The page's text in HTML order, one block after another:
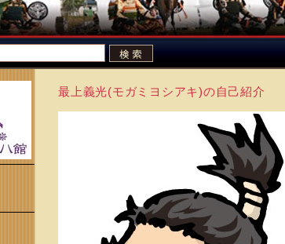
最上義光(モガミヨシアキ)の自己紹介